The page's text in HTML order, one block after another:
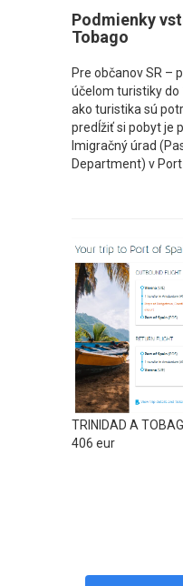
Podmienky
Tobago
Pre občanov SR –
účelom turistiky do
ako turistika sú
predĺžiť si pobyt je
Imigračný úrad
Department) v
TRINIDAD A
406 eur